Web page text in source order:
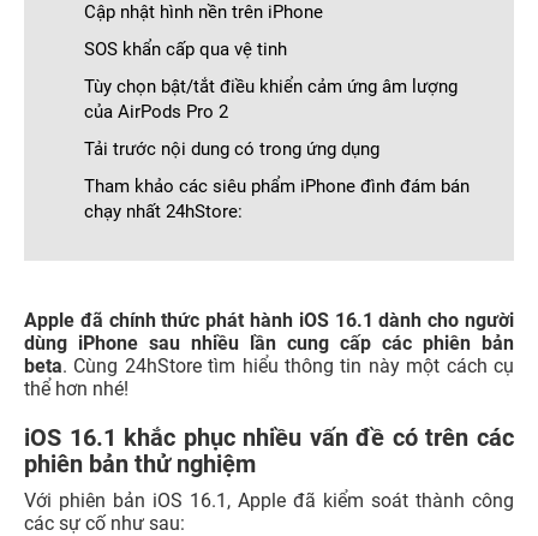
Cập nhật hình nền trên iPhone
SOS khẩn cấp qua vệ tinh
Tùy chọn bật/tắt điều khiển cảm ứng âm lượng
của AirPods Pro 2
Tải trước nội dung có trong ứng dụng
Tham khảo các siêu phẩm iPhone đình đám bán
chạy nhất 24hStore:
Apple đã chính thức phát hành iOS 16.1 dành cho người
dùng iPhone sau nhiều lần cung cấp các phiên bản
beta. Cùng 24hStore tìm hiểu thông tin này một cách cụ
thể hơn nhé!
iOS 16.1 khắc phục nhiều vấn đề có trên các
phiên bản thử nghiệm
Với phiên bản iOS 16.1, Apple đã kiểm soát thành công
các sự cố như sau: